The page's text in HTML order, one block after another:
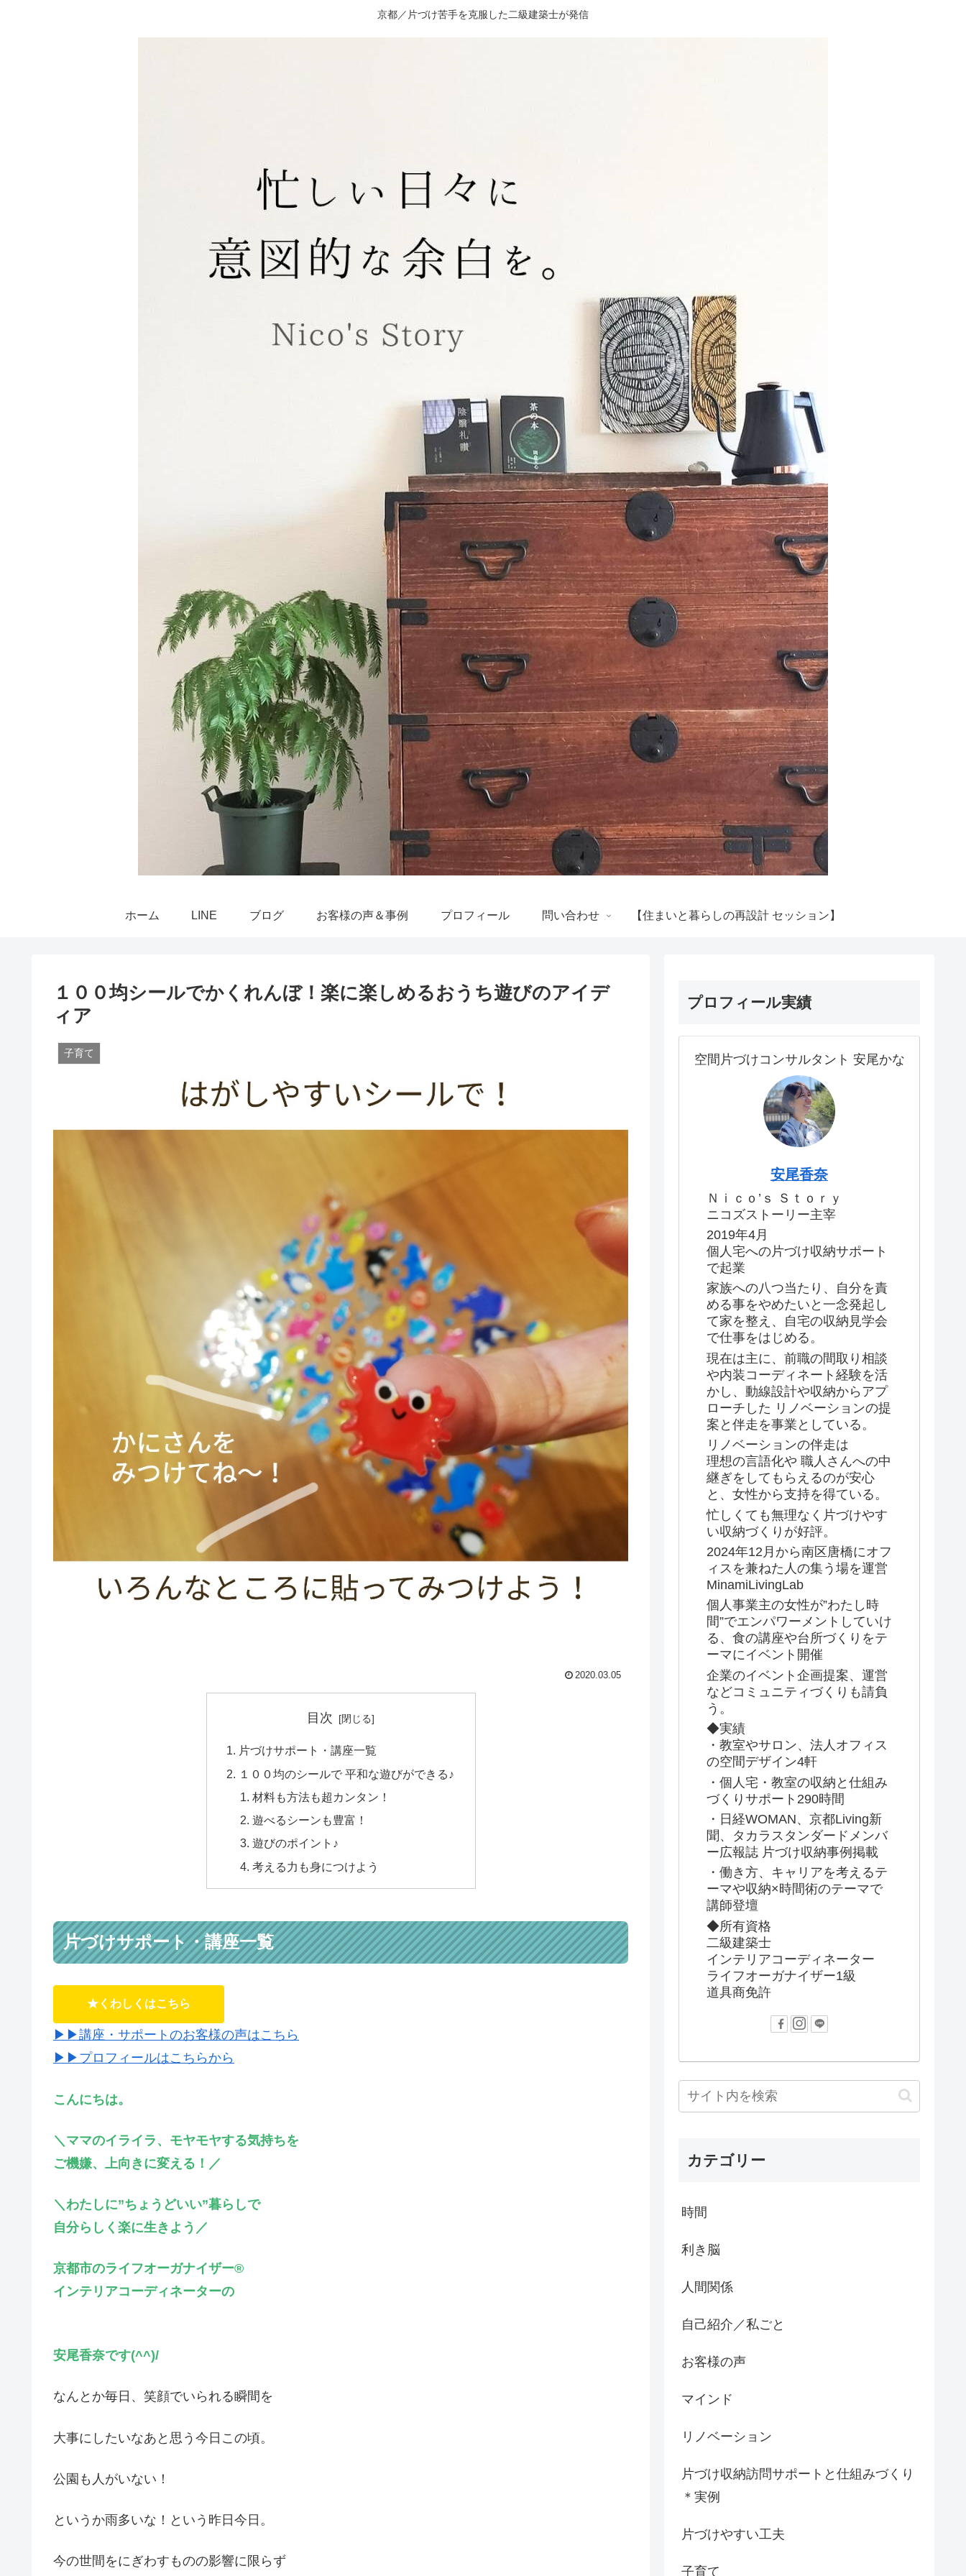
京都／片づけ苦手を克服した二級建築士が発信
ホーム LINE ブログ お客様の声＆事例 プロフィール 問い合わせ 【住まいと暮らしの再設計 セッション】
１００均シールでかくれんぼ！楽に楽しめるおうち遊びのアイデ
ィア
子育て
2020.03.05
目次
片づけサポート・講座一覧
１００均のシールで 平和な遊びができる♪
材料も方法も超カンタン！
遊べるシーンも豊富！
遊びのポイント♪
考える力も身につけよう
片づけサポート・講座一覧
★くわしくはこちら
▶▶講座・サポートのお客様の声はこちら
▶▶プロフィールはこちらから
こんにちは。
＼ママのイライラ、モヤモヤする気持ちを
ご機嫌、上向きに変える！／
＼わたしに”ちょうどいい”暮らしで
自分らしく楽に生きよう／
京都市のライフオーガナイザー®
インテリアコーディネーターの
安尾香奈です(^^)/
なんとか毎日、笑顔でいられる瞬間を
大事にしたいなあと思う今日この頃。
公園も人がいない！
というか雨多いな！という昨日今日。
今の世間をにぎわすものの影響に限らず
プロフィール実績
空間片づけコンサルタント 安尾かな
安尾香奈
Ｎｉｃｏ’ｓ Ｓｔｏｒｙ
ニコズストーリー主宰
2019年4月
個人宅への片づけ収納サポート
で起業
家族への八つ当たり、自分を責
める事をやめたいと一念発起し
て家を整え、自宅の収納見学会
で仕事をはじめる。
現在は主に、前職の間取り相談
や内装コーディネート経験を活
かし、動線設計や収納からアプ
ローチした リノベーションの提
案と伴走を事業としている。
リノベーションの伴走は
理想の言語化や 職人さんへの中
継ぎをしてもらえるのが安心
と、女性から支持を得ている。
忙しくても無理なく片づけやす
い収納づくりが好評。
2024年12月から南区唐橋にオフ
ィスを兼ねた人の集う場を運営
MinamiLivingLab
個人事業主の女性が”わたし時
間”でエンパワーメントしていけ
る、食の講座や台所づくりをテ
ーマにイベント開催
企業のイベント企画提案、運営
などコミュニティづくりも請負
う。
◆実績
・教室やサロン、法人オフィス
の空間デザイン4軒
・個人宅・教室の収納と仕組み
づくりサポート290時間
・日経WOMAN、京都Living新
聞、タカラスタンダードメンバ
ー広報誌 片づけ収納事例掲載
・働き方、キャリアを考えるテ
ーマや収納×時間術のテーマで
講師登壇
◆所有資格
二級建築士
インテリアコーディネーター
ライフオーガナイザー1級
道具商免許
カテゴリー
時間
利き脳
人間関係
自己紹介／私ごと
お客様の声
マインド
リノベーション
片づけ収納訪問サポートと仕組みづくり
＊実例
片づけやすい工夫
子育て